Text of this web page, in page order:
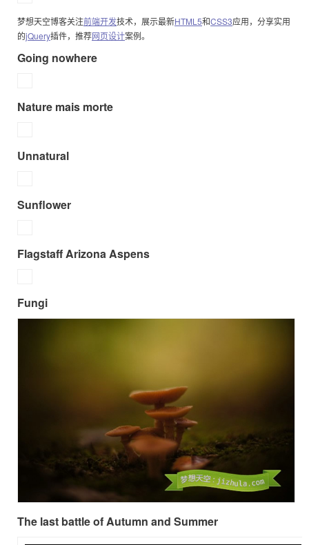
梦想天空博客关注前端开发技术，展示最新HTML5和CSS3应用，分享实用
的jQuery插件，推荐网页设计案例。
Going nowhere
Nature mais morte
Unnatural
Sunflower
Flagstaff Arizona Aspens
Fungi
The last battle of Autumn and Summer